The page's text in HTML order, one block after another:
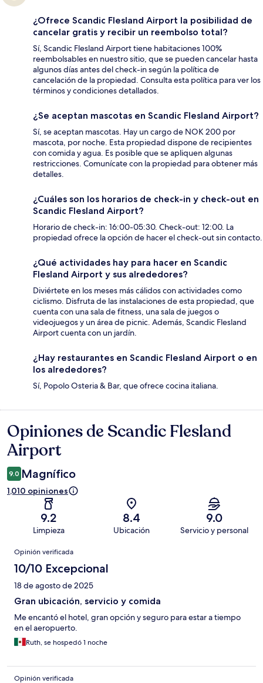
¿Ofrece Scandic Flesland Airport la posibilidad de
cancelar gratis y recibir un reembolso total?
Sí, Scandic Flesland Airport tiene habitaciones 100%
reembolsables en nuestro sitio, que se pueden cancelar hasta
algunos días antes del check-in según la política de
cancelación de la propiedad. Consulta esta política para ver los
términos y condiciones detallados.
¿Se aceptan mascotas en Scandic Flesland Airport?
Sí, se aceptan mascotas. Hay un cargo de NOK 200 por
mascota, por noche. Esta propiedad dispone de recipientes
con comida y agua. Es posible que se apliquen algunas
restricciones. Comunícate con la propiedad para obtener más
detalles.
¿Cuáles son los horarios de check-in y check-out en
Scandic Flesland Airport?
Horario de check-in: 16:00-05:30. Check-out: 12:00. La
propiedad ofrece la opción de hacer el check-out sin contacto.
¿Qué actividades hay para hacer en Scandic
Flesland Airport y sus alrededores?
Diviértete en los meses más cálidos con actividades como
ciclismo. Disfruta de las instalaciones de esta propiedad, que
cuenta con una sala de fitness, una sala de juegos o
videojuegos y un área de picnic. Además, Scandic Flesland
Airport cuenta con un jardín.
¿Hay restaurantes en Scandic Flesland Airport o en
los alrededores?
Sí, Popolo Osteria & Bar, que ofrece cocina italiana.
Opiniones
Opiniones de Scandic Flesland
Airport
9.0 Magnífico
1,010 opiniones
9.2
Limpieza
8.4
Ubicación
9.0
Servicio y personal
Opiniones
Opinión verificada
10/10 Excepcional
18 de agosto de 2025
Gran ubicación, servicio y comida
Me encantó el hotel, gran opción y seguro para estar a tiempo
en el aeropuerto.
Ruth, se hospedó 1 noche
Opinión verificada